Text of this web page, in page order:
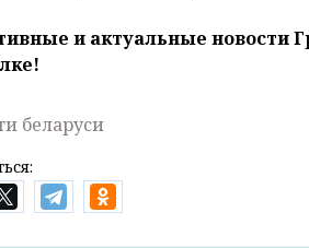
и актуальные новости
беларуси